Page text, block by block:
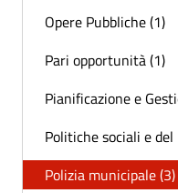
Opere Pubbliche (1)
Pari opportunità (1)
Pianificazione e
Politiche sociali e del
Polizia municipale (3)